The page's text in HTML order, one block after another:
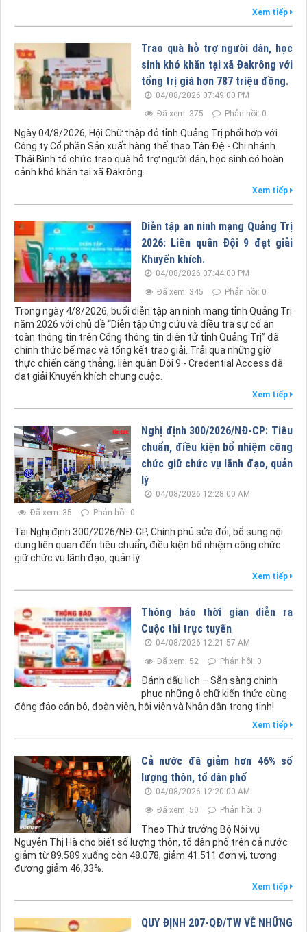
Xem tiếp
Trao quà hỗ trợ người dân, học
sinh khó khăn tại xã Đakrông với
tổng trị giá hơn 787 triệu đồng.
04/08/2026 07:49:00 PM
Đã xem: 375
Phản hồi: 0
Ngày 04/8/2026, Hội Chữ thập đỏ tỉnh Quảng Trị phối hợp với
Công ty Cổ phần Sản xuất hàng thể thao Tân Đệ - Chi nhánh
Thái Bình tổ chức trao quà hỗ trợ người dân, học sinh có hoàn
cảnh khó khăn tại xã Đakrông.
Xem tiếp
Diễn tập an ninh mạng Quảng Trị
2026: Liên quân Đội 9 đạt giải
Khuyến khích.
04/08/2026 07:44:00 PM
Đã xem: 345
Phản hồi: 0
Trong ngày 4/8/2026, buổi diễn tập an ninh mạng tỉnh Quảng Trị
năm 2026 với chủ đề “Diễn tập ứng cứu và điều tra sự cố an
toàn thông tin trên Cổng thông tin điện tử tỉnh Quảng Trị” đã
chính thức bế mạc và tổng kết trao giải. Trải qua những giờ
thực chiến căng thẳng, liên quân Đội 9 - Credential Access đã
đạt giải Khuyến khích chung cuộc.
Xem tiếp
Nghị định 300/2026/NĐ-CP: Tiêu
chuẩn, điều kiện bổ nhiệm công
chức giữ chức vụ lãnh đạo, quản
lý
04/08/2026 12:28:00 AM
Đã xem: 35
Phản hồi: 0
Tại Nghị định 300/2026/NĐ-CP, Chính phủ sửa đổi, bổ sung nội
dung liên quan đến tiêu chuẩn, điều kiện bổ nhiệm công chức
giữ chức vụ lãnh đạo, quản lý.
Xem tiếp
Thông báo thời gian diễn ra
Cuộc thi trực tuyến
04/08/2026 12:21:57 AM
Đã xem: 52
Phản hồi: 0
Đánh dấu lịch – Sẵn sàng chinh
phục những ô chữ kiến thức cùng
đông đảo cán bộ, đoàn viên, hội viên và Nhân dân trong tỉnh!
Xem tiếp
Cả nước đã giảm hơn 46% số
lượng thôn, tổ dân phố
04/08/2026 12:20:00 AM
Đã xem: 50
Phản hồi: 0
Theo Thứ trưởng Bộ Nội vụ
Nguyễn Thị Hà cho biết số lượng thôn, tổ dân phố trên cả nước
giảm từ 89.589 xuống còn 48.078, giảm 41.511 đơn vị, tương
đương giảm 46,33%.
Xem tiếp
QUY ĐỊNH 207-QĐ/TW VỀ NHỮNG